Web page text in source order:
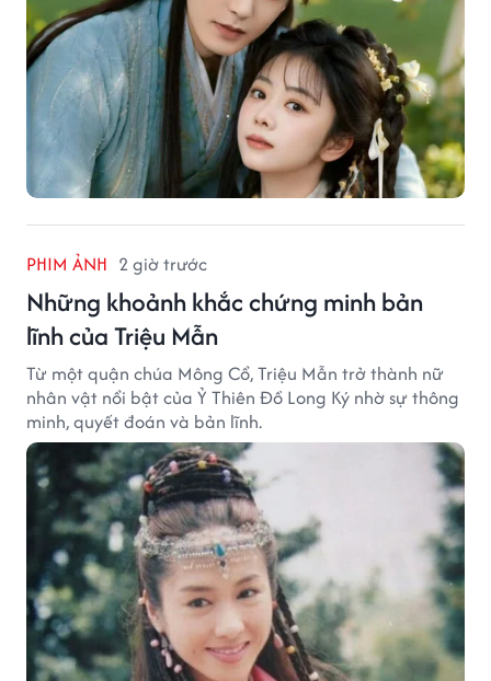
PHIM ẢNH 2 giờ trước
Những khoảnh khắc chứng minh bản
lĩnh của Triệu Mẫn
Từ một quận chúa Mông Cổ, Triệu Mẫn trở thành nữ
nhân vật nổi bật của Ỷ Thiên Đồ Long Ký nhờ sự thông
minh, quyết đoán và bản lĩnh.